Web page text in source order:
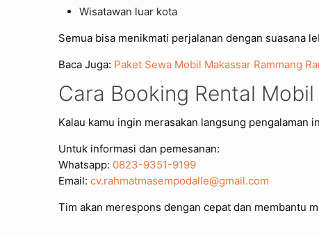
Wisatawan luar kota
Semua bisa menikmati perjalanan dengan suasana
Baca Juga: Paket Sewa Mobil Makassar Rammang
Cara Booking Rental
Kalau kamu ingin merasakan langsung
Untuk informasi dan pemesanan:
Whatsapp: 0823-9351-9199
Email: cv.rahmatmasempodalle@gmail.com
Tim akan merespons dengan cepat dan membantu